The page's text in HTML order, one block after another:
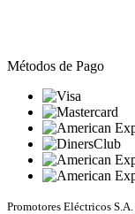
Métodos de Pago
Promotores Eléctricos